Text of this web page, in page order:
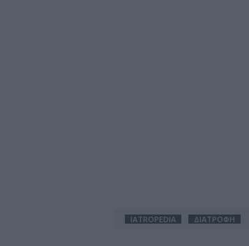
IATROPEDIA ΔΙΑΤΡΟΦΗ